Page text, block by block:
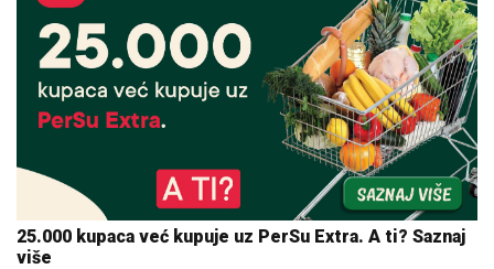
25.000 kupaca već kupuje uz PerSu Extra. A ti? Saznaj
više